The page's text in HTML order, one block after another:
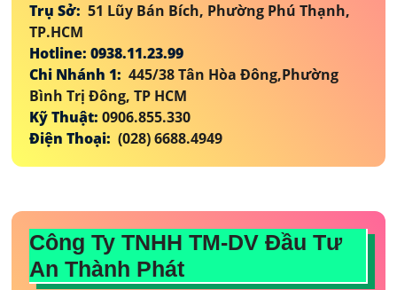
Trụ Sở: 51 Lũy Bán Bích, Phường Phú Thạnh,
TP.HCM
Hotline: 0938.11.23.99
Chi Nhánh 1: 445/38 Tân Hòa Đông,Phường
Bình Trị Đông, TP HCM
Kỹ Thuật: 0906.855.330
Điện Thoại: (028) 6688.4949
Công Ty TNHH TM-DV Đầu Tư
An Thành Phát